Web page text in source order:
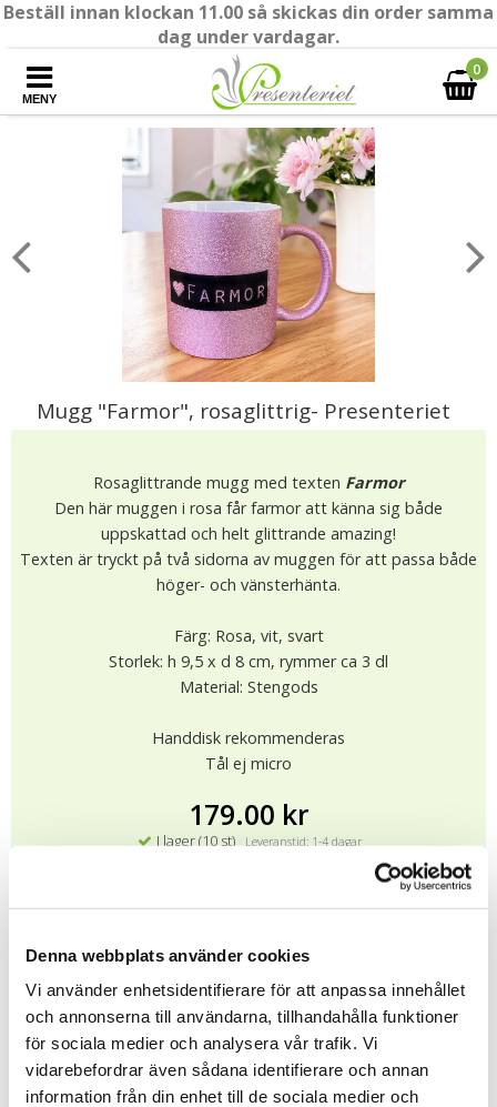
Denna webbplats använder cookies
Vi använder enhetsidentifierare för att anpassa innehållet
och annonserna till användarna, tillhandahålla funktioner
för sociala medier och analysera vår trafik. Vi
vidarebefordrar även sådana identifierare och annan
information från din enhet till de sociala medier och
Beställ innan klockan 11.00 så skickas din order samma
dag under vardagar.
MENY
0
Mugg "Farmor", rosaglittrig- Presenteriet
Rosaglittrande mugg med texten Farmor
Den här muggen i rosa får farmor att känna sig både
uppskattad och helt glittrande amazing!
Texten är tryckt på två sidorna av muggen för att passa både
höger- och vänsterhänta.
Färg: Rosa, vit, svart
Storlek: h 9,5 x d 8 cm, rymmer ca 3 dl
Material: Stengods
Handdisk rekommenderas
Tål ej micro
179.00 kr
I lager (10 st) Leveranstid: 1-4 dagar
12915